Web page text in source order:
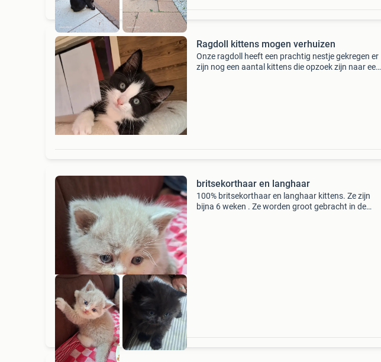
Ragdoll kittens mogen verhuizen
Onze ragdoll heeft een prachtig nestje gekregen er
zijn nog een aantal kittens die opzoek zijn naar een
britsekorthaar en langhaar
100% britsekorthaar en langhaar kittens. Ze zijn
bijna 6 weken . Ze worden groot gebracht in de